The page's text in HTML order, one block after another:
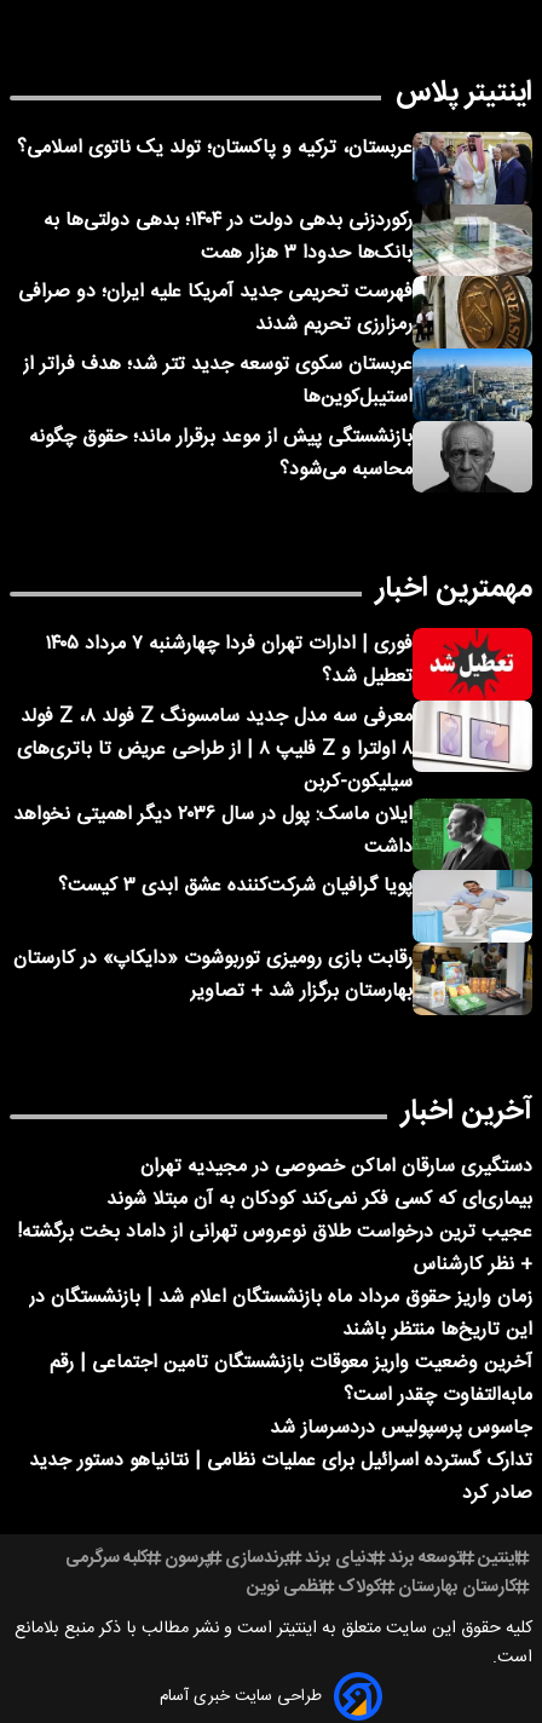
اینتیتر پلاس
عربستان، ترکیه و پاکستان؛ تولد یک ناتوی اسلامی؟
رکوردزنی بدهی دولت در ۱۴۰۴؛ بدهی دولتی‌ها به
بانک‌ها حدودا ۳ هزار همت
فهرست تحریمی جدید آمریکا علیه ایران؛ دو صرافی
رمزارزی تحریم شدند
عربستان سکوی توسعه جدید تتر شد؛ هدف فراتر از
استیبل‌کوین‌ها
بازنشستگی پیش از موعد برقرار ماند؛ حقوق چگونه
محاسبه می‌شود؟
مهمترین اخبار
فوری | ادارات تهران فردا چهارشنبه ۷ مرداد ۱۴۰۵
تعطیل شد؟
معرفی سه مدل جدید سامسونگ Z فولد ۸، Z فولد
۸ اولترا و Z فلیپ ۸ | از طراحی عریض تا باتری‌های
سیلیکون-کربن
ایلان ماسک: پول در سال ۲۰۳۶ دیگر اهمیتی نخواهد
داشت
پویا گرافیان شرکت‌کننده عشق ابدی ۳ کیست؟
رقابت بازی رومیزی توربوشوت «دایکاپ» در کارستان
بهارستان برگزار شد + تصاویر
آخرین اخبار
دستگیری سارقان اماکن خصوصی در مجیدیه تهران
بیماری‌ای که کسی فکر نمی‌کند کودکان به آن مبتلا شوند
عجیب ترین درخواست طلاق نوعروس تهرانی از داماد بخت برگشته!
+ نظر کارشناس
زمان واریز حقوق مرداد ماه بازنشستگان اعلام شد | بازنشستگان در
این تاریخ‌ها منتظر باشند
آخرین وضعیت واریز معوقات بازنشستگان تامین اجتماعی | رقم
مابه‌التفاوت چقدر است؟
جاسوس پرسپولیس دردسرساز شد
تدارک گسترده اسرائیل برای عملیات نظامی | نتانیاهو دستور جدید
صادر کرد
اینتین توسعه برند دنیای برند برندسازی پرسون کلبه سرگرمی
کارستان بهارستان کولاک نظمی نوین
کلیه حقوق این سایت متعلق به اینتیتر است و نشر مطالب با ذکر منبع بلامانع
است.
طراحی سایت خبری آسام